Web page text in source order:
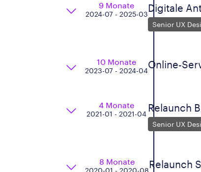
9 Monate
2024-07 - 2025-03
Digitale
Senior UX
10 Monate
2023-07 - 2024-04
Online-
4 Monate
2021-01 - 2021-04
Relaunch
Senior UX
8 Monate
2020-01 - 2020-08
Relaunch